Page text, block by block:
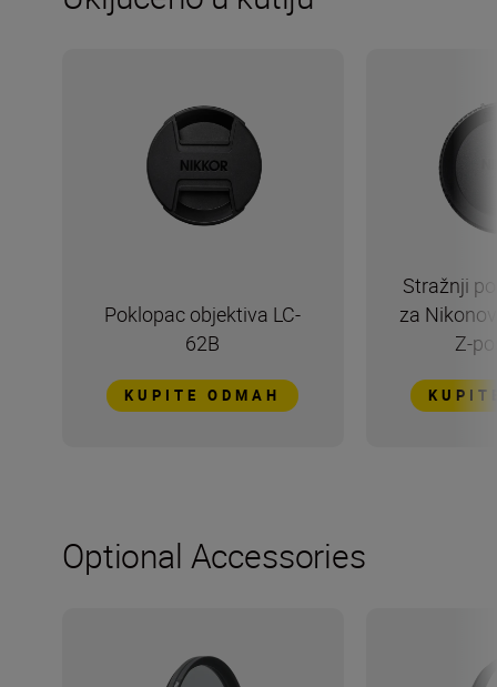
Poklopac objektiva LC-
62B
KUPITE ODMAH
Stražnji
za
Z-
Optional Accessories